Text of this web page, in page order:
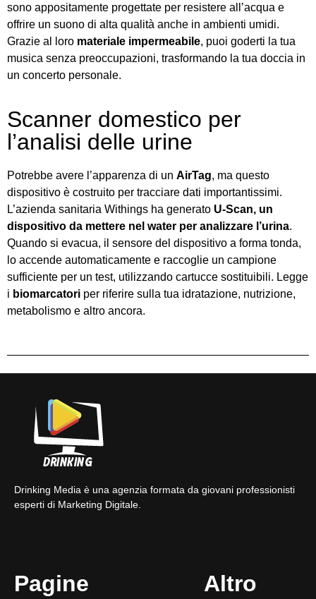
sono appositamente progettate per resistere all’acqua e
offrire un suono di alta qualità anche in ambienti umidi.
Grazie al loro materiale impermeabile, puoi goderti la tua
musica senza preoccupazioni, trasformando la tua doccia in
un concerto personale.
Scanner domestico per
l’analisi delle urine
Potrebbe avere l’apparenza di un AirTag, ma questo
dispositivo è costruito per tracciare dati importantissimi.
L’azienda sanitaria Withings ha generato U-Scan, un
dispositivo da mettere nel water per analizzare l’urina.
Quando si evacua, il sensore del dispositivo a forma tonda,
lo accende automaticamente e raccoglie un campione
sufficiente per un test, utilizzando cartucce sostituibili. Legge
i biomarcatori per riferire sulla tua idratazione, nutrizione,
metabolismo e altro ancora.
Drinking Media è una agenzia formata da giovani professionisti
esperti di Marketing Digitale.
Pagine Altro